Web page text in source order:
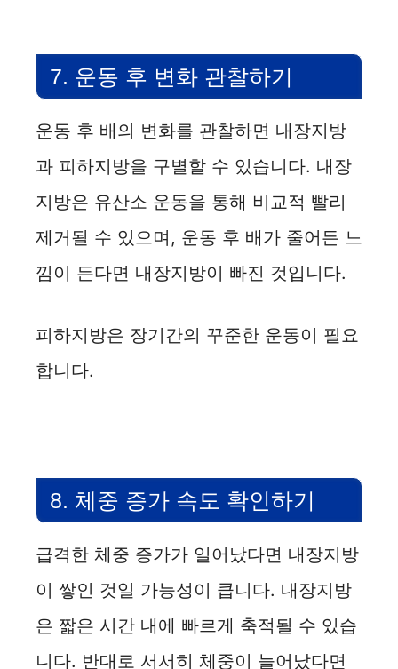
7. 운동 후 변화 관찰하기
운동 후 배의 변화를 관찰하면 내장지방
과 피하지방을 구별할 수 있습니다. 내장
지방은 유산소 운동을 통해 비교적 빨리
제거될 수 있으며, 운동 후 배가 줄어든 느
낌이 든다면 내장지방이 빠진 것입니다.
피하지방은 장기간의 꾸준한 운동이 필요
합니다.
8. 체중 증가 속도 확인하기
급격한 체중 증가가 일어났다면 내장지방
이 쌓인 것일 가능성이 큽니다. 내장지방
은 짧은 시간 내에 빠르게 축적될 수 있습
니다. 반대로 서서히 체중이 늘어났다면